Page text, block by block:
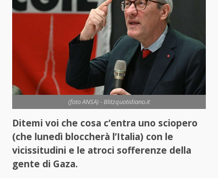
(foto ANSA) - Blitzquotidiano.it
Ditemi voi che cosa c’entra uno sciopero
(che lunedì bloccherà l’Italia) con le
vicissitudini e le atroci sofferenze della
gente di Gaza.